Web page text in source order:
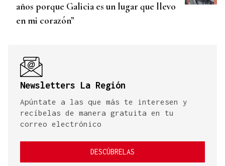
años porque Galicia es un lugar que llevo
en mi corazón”
Newsletters La Región
Apúntate a las que más te interesen y
recíbelas de manera gratuita en tu
correo electrónico
DESCÚBRELAS